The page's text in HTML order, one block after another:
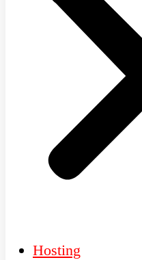
Hosting